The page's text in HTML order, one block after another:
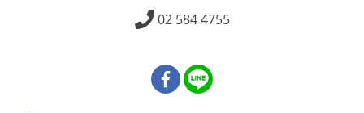
02 584 4755